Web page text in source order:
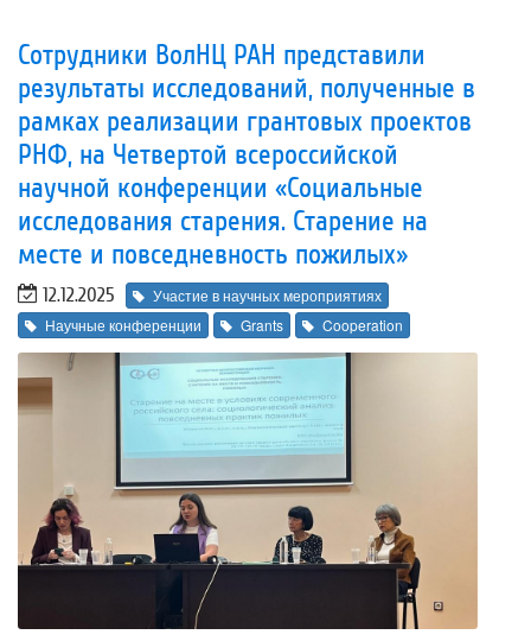
Сотрудники ВолНЦ РАН представили
результаты исследований, полученные в
рамках реализации грантовых проектов
РНФ, на Четвертой всероссийской
научной конференции «Социальные
исследования старения. Старение на
месте и повседневность пожилых»
12.12.2025
Участие в научных мероприятиях
Научные конференции
Grants Cooperation